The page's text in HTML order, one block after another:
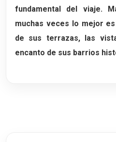
fundamental del viaje.
muchas veces lo mejor
de sus terrazas, las
encanto de sus barrios